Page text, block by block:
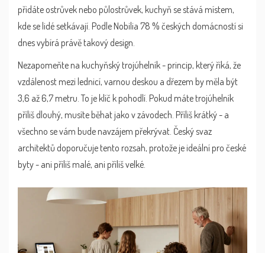
přidáte ostrůvek nebo půlostrůvek, kuchyň se stává místem,
kde se lidé setkávají. Podle Nobilia 78 % českých domácností si
dnes vybírá právě takový design.
Nezapomeňte na kuchyňský trojúhelník- princip, který říká, že
vzdálenost mezi lednicí, varnou deskou a dřezem by měla být
3,6 až 6,7 metru. To je klíč k pohodlí. Pokud máte trojúhelník
příliš dlouhý, musíte běhat jako v závodech. Příliš krátký - a
všechno se vám bude navzájem překrývat. Český svaz
architektů doporučuje tento rozsah, protože je ideální pro české
byty - ani příliš malé, ani příliš velké.